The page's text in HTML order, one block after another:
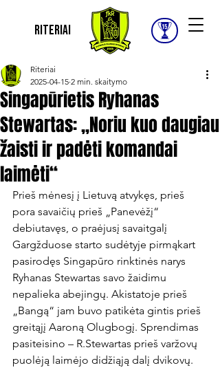
Riteriai
Singapūrietis Ryhanas
Stewartas: „Noriu kuo daugiau
žaisti ir padėti komandai
laimėti“
Riteriai
2025-04-15 2 min. skaitymo
Prieš mėnesį į Lietuvą atvykęs, prieš
pora savaičių prieš „Panevėžį“
debiutavęs, o praėjusį savaitgalį
Gargžduose starto sudėtyje pirmąkart
pasirodęs Singapūro rinktinės narys
Ryhanas Stewartas savo žaidimu
nepalieka abejingų. Akistatoje prieš
„Bangą“ jam buvo patikėta gintis prieš
greitąjį Aaroną Olugbogį. Sprendimas
pasiteisino – R.Stewartas prieš varžovų
puolėją laimėjo didžiąją dalį dvikovų.